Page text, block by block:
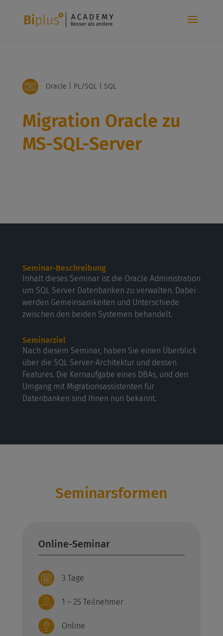
Oracle | PL/SQL | SQL
Migration Oracle zu
MS-SQL-Server
Seminar-Beschreibung
Inhalt dieses Seminar ist die Oracle Administration
um SQL Server Datenbanken zu verwalten. Dabei
werden Gemeinsamkeiten und Unterschiede
zwischen den beiden Systemen behandelt.
Seminarziel
Nach diesem Seminar, haben Sie einen Überblick
über die SQL Server-Architektur und dessen
Features. Die Kernaufgabe eines DBAs, und den
Umgang mit Migrationsassistenten für
Datenbanken sind Ihnen nun bekannt.
Seminarsformen
Online-Seminar
3 Tage
1 – 25 Teilnehmer
Online